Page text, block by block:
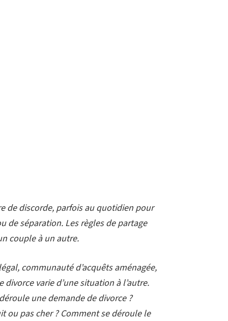
de discorde, parfois au quotidien pour
de séparation. Les règles de partage
couple à un autre.
communauté d’acquêts aménagée,
varie d’une situation à l’autre.
une demande de divorce ?
ou pas cher ? Comment se déroule le